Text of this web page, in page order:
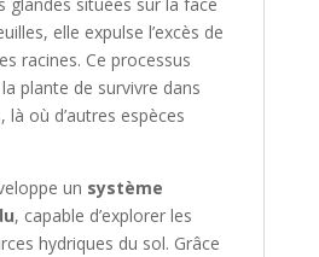
elle expulse l’excès de
racines. Ce processus
plante de survivre dans
là où d’autres espèces
un système
, capable d’explorer les
hydriques du sol. Grâce